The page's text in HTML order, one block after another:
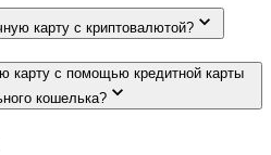
карту с криптовалютой?
карту с помощью кредитной карты
кошелька?